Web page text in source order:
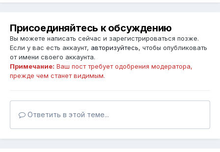
Присоединяйтесь к обсуждению
Вы можете написать сейчас и зарегистрироваться позже.
Если у вас есть аккаунт, авторизуйтесь, чтобы опубликовать
от имени своего аккаунта.
Примечание: Ваш пост требует одобрения модератора,
прежде чем станет видимым.
Ответить в этой теме...